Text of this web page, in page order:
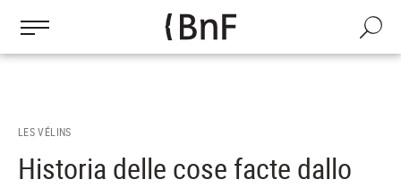
contenu
Recherche
LES VÉLINS
Historia delle cose facte dallo